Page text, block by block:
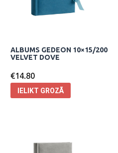
ALBUMS GEDEON 10×15/200
VELVET DOVE
€14.80
IELIKT GROZĀ